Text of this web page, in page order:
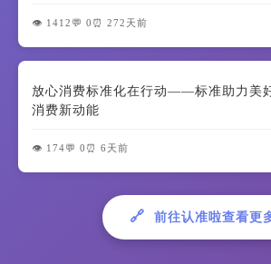
👁️ 1412 💬 0 ⏰ 272天前
放心消费标准化在行动——标准助力美
消费新动能
👁️ 174💬 0 ⏰ 6天前
🔗 前往认准啦查看更